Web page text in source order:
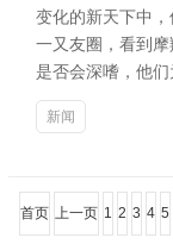
变化的新天下中
一又友圈，看到
是否会深嗜，他
新闻
首页 上一页 1 2 3 4 5